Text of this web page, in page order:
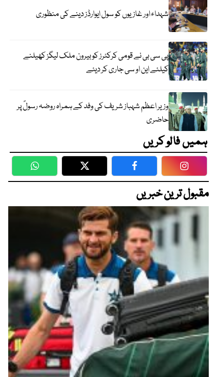
شہداء اور غازیوں کو سول ایوارڈز دینے کی منظوری
پی سی بی نے قومی کرکٹرز کو بیرون ملک لیگز کھیلنے
کیلئے این او سی جاری کر دیئے
وزیر اعظم شہباز شریف کی وفد کے ہمراہ روضہ رسولؐ پر
حاضری
ہمیں فالو کریں
WhatsApp Twitter Facebook
مقبول ترین خبریں